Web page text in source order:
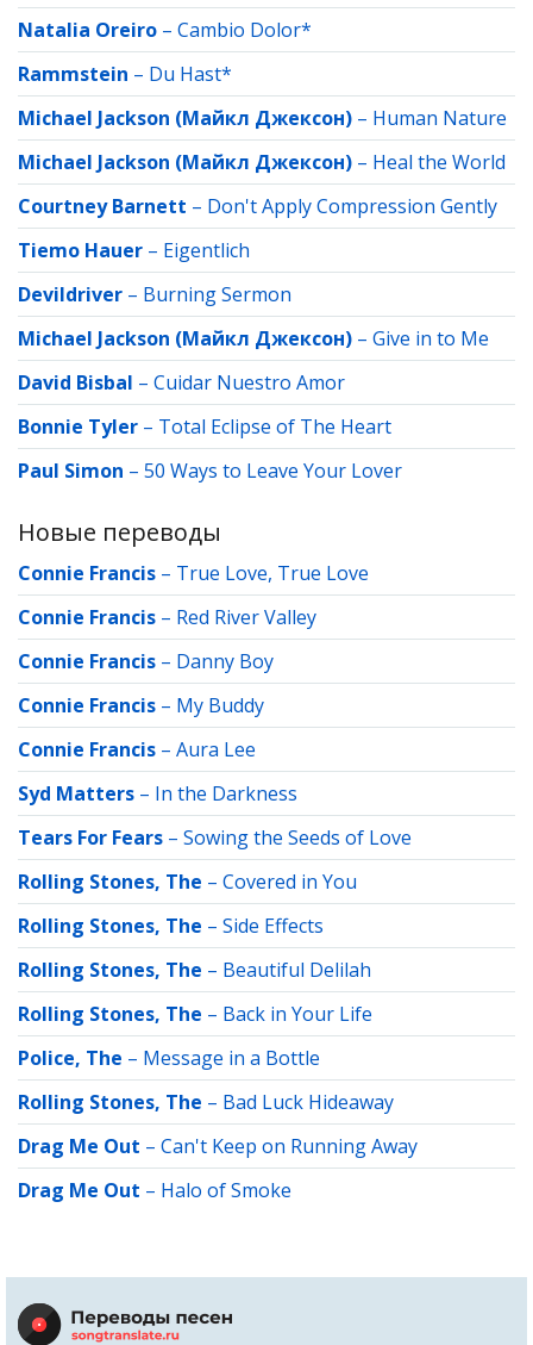
Natalia Oreiro – Cambio Dolor*
Rammstein – Du Hast*
Michael Jackson (Майкл Джексон) – Human Nature
Michael Jackson (Майкл Джексон) – Heal the World
Courtney Barnett – Don't Apply Compression Gently
Tiemo Hauer – Eigentlich
Devildriver – Burning Sermon
Michael Jackson (Майкл Джексон) – Give in to Me
David Bisbal – Cuidar Nuestro Amor
Bonnie Tyler – Total Eclipse of The Heart
Paul Simon – 50 Ways to Leave Your Lover
Новые переводы
Connie Francis – True Love, True Love
Connie Francis – Red River Valley
Connie Francis – Danny Boy
Connie Francis – My Buddy
Connie Francis – Aura Lee
Syd Matters – In the Darkness
Tears For Fears – Sowing the Seeds of Love
Rolling Stones, The – Covered in You
Rolling Stones, The – Side Effects
Rolling Stones, The – Beautiful Delilah
Rolling Stones, The – Back in Your Life
Police, The – Message in a Bottle
Rolling Stones, The – Bad Luck Hideaway
Drag Me Out – Can't Keep on Running Away
Drag Me Out – Halo of Smoke